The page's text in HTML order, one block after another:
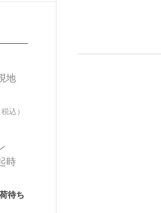
地
税込）
時
待ち